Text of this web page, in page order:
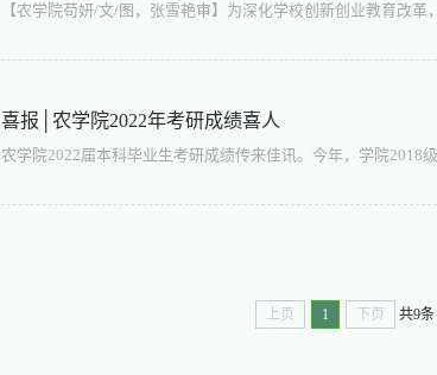
喜报│农学院2022年考研成绩喜人
上页 1 下页 共9条